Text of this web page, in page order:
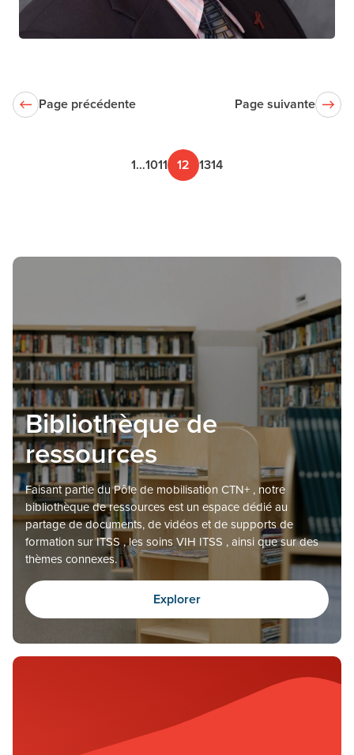
L'hôpital pour enfants malades
Page précédente
1…1011 12 1314
Page suivante
Bibliothèque de
ressources
Faisant partie du Pôle de mobilisation CTN+ , notre
bibliothèque de ressources est un espace dédié au
partage de documents, de vidéos et de supports de
formation sur ITSS , les soins VIH ITSS , ainsi que sur des
thèmes connexes.
Explorer